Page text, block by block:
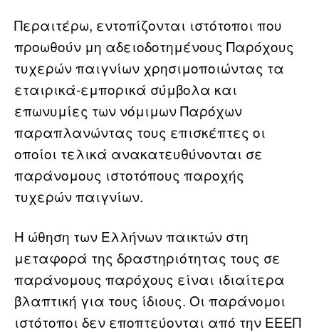
Περαιτέρω, εντοπίζονται ιστότοποι που
προωθούν μη αδειοδοτημένους Παρόχους
τυχερών παιγνίων χρησιμοποιώντας τα
εταιρικά-εμπορικά σύμβολα και
επωνυμίες των νόμιμων Παρόχων
παραπλανώντας τους επισκέπτες οι
οποίοι τελικά ανακατευθύνονται σε
παράνομους ιστοτόπους παροχής
τυχερών παιγνίων.
Η ώθηση των Ελλήνων παικτών στη
μεταφορά της δραστηριότητας τους σε
παράνομους παρόχους είναι ιδιαίτερα
βλαπτική για τους ίδιους. Οι παράνομοι
ιστότοποι δεν εποπτεύονται από την ΕΕΕΠ